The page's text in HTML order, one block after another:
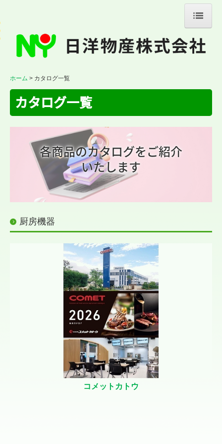
ホーム
会社案内
当社の特長
取扱商品の一例
施工事例
採用情報
スタッフの声
お問合せ
ホーム カタログ一覧
カタログ一覧
各商品のカタログをご紹介
いたします
厨房機器
コメットカトウ